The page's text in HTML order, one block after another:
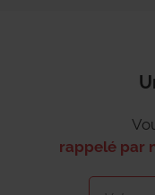
rappelé par